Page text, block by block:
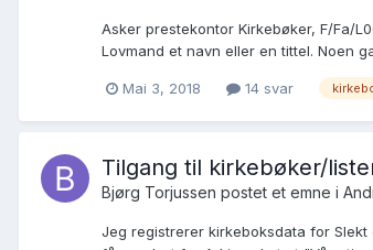
Asker prestekontor Kirkebøker, F/Fa/
Lovmand et navn eller en tittel. Noen
Mai 3, 2018 14 svar
Tilgang til kirkebøker/
Bjørg Torjussen postet et emne i
Jeg registrerer kirkeboksdata for